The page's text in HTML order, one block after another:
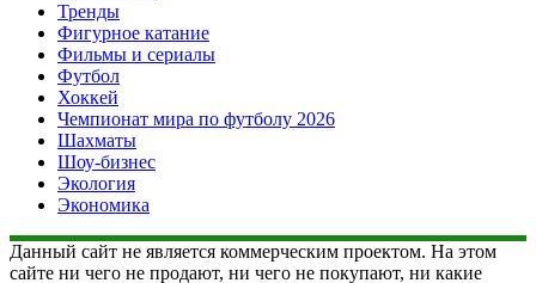
Тренды
Фигурное катание
Фильмы и сериалы
Футбол
Хоккей
Чемпионат мира по футболу 2026
Шахматы
Шоу-бизнес
Экология
Экономика
Данный сайт не является коммерческим проектом. На этом
сайте ни чего не продают, ни чего не покупают, ни какие